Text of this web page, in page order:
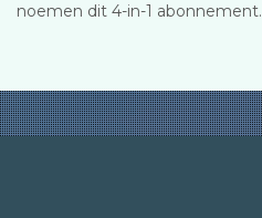
noemen dit 4-in-1 abonnement.